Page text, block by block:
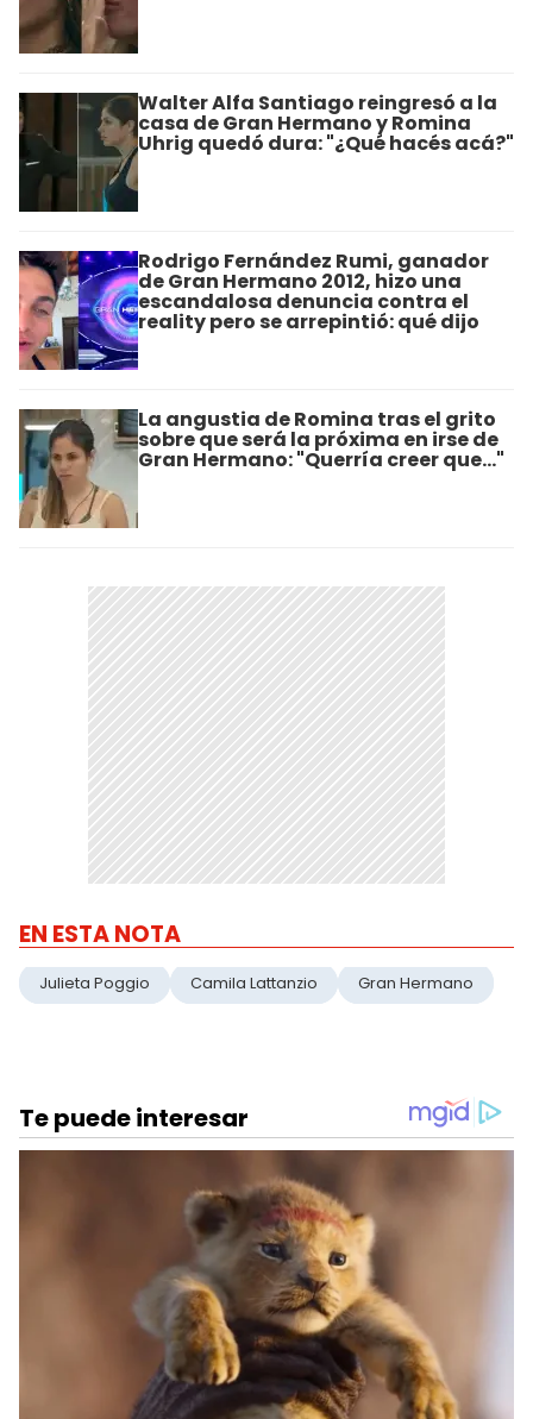
Walter Alfa Santiago reingresó a la
casa de Gran Hermano y Romina
Uhrig quedó dura: "¿Qué hacés acá?"
Rodrigo Fernández Rumi, ganador
de Gran Hermano 2012, hizo una
escandalosa denuncia contra el
reality pero se arrepintió: qué dijo
La angustia de Romina tras el grito
sobre que será la próxima en irse de
Gran Hermano: "Querría creer que..."
EN ESTA NOTA
Julieta Poggio Camila Lattanzio Gran Hermano